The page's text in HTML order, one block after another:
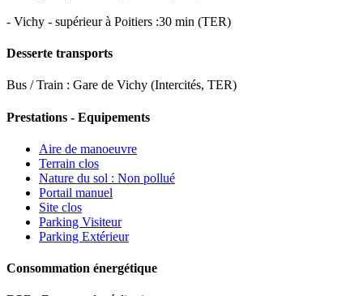
- Vichy - supérieur à Poitiers :30 min (TER)
Desserte transports
Bus / Train : Gare de Vichy (Intercités, TER)
Prestations - Equipements
Aire de manoeuvre
Terrain clos
Nature du sol : Non pollué
Portail manuel
Site clos
Parking Visiteur
Parking Extérieur
Consommation énergétique